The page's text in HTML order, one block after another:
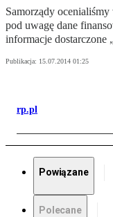
Samorządy
pod uwagę dane
informacje dostarczone
Publikacja: 15.07.2014 01:25
rp.pl
Powiązane
Polecane